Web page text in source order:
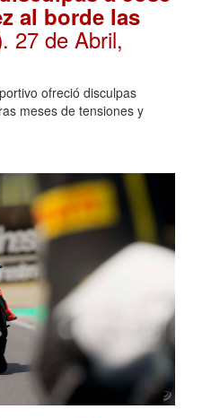
al borde las
. 27 de Abril,
ofreció disculpas
meses de tensiones y